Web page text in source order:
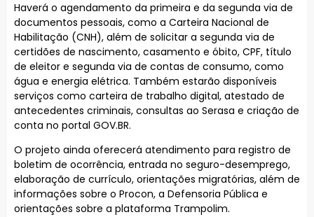
Haverá o agendamento da primeira e da segunda via de
documentos pessoais, como a Carteira Nacional de
Habilitação (CNH), além de solicitar a segunda via de
certidões de nascimento, casamento e óbito, CPF, título
de eleitor e segunda via de contas de consumo, como
água e energia elétrica. Também estarão disponíveis
serviços como carteira de trabalho digital, atestado de
antecedentes criminais, consultas ao Serasa e criação de
conta no portal GOV.BR.
O projeto ainda oferecerá atendimento para registro de
boletim de ocorrência, entrada no seguro-desemprego,
elaboração de currículo, orientações migratórias, além de
informações sobre o Procon, a Defensoria Pública e
orientações sobre a plataforma Trampolim.